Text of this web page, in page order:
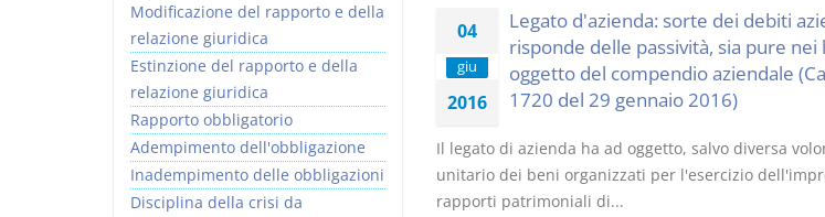
04
giu
2016
Legato d'azienda: sorte dei debiti
risponde delle passività, sia pure
oggetto del compendio aziendale
1720 del 29 gennaio 2016)
Il legato di azienda ha ad oggetto, salvo diversa
unitario dei beni organizzati per l'esercizio
rapporti patrimoniali di...
Modificazione del rapporto e della
relazione giuridica
Estinzione del rapporto e della
relazione giuridica
Rapporto obbligatorio
Adempimento dell'obbligazione
Inadempimento delle obbligazioni
Disciplina della crisi da